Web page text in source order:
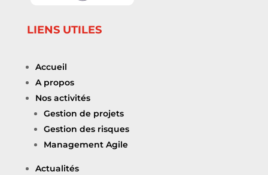
LIENS UTILES
Accueil
A propos
Nos activités
Gestion de projets
Gestion des risques
Management Agile
Actualités